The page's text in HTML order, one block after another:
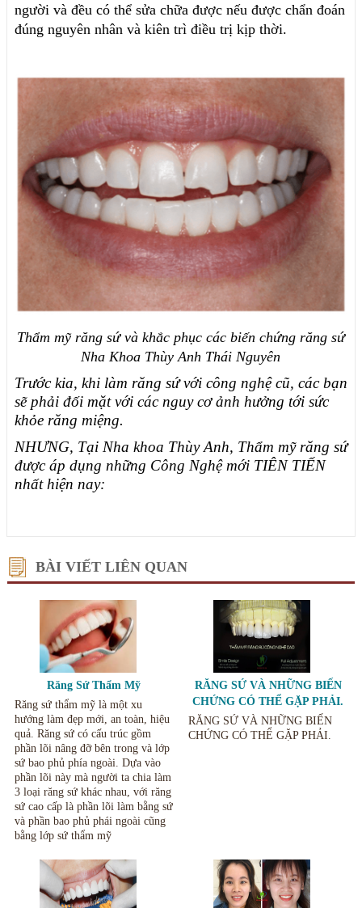
người và đều có thể sửa chữa được nếu được chẩn đoán
đúng nguyên nhân và kiên trì điều trị kịp thời.
Thẩm mỹ răng sứ và khắc phục các biến chứng răng sứ
Nha Khoa Thùy Anh Thái Nguyên
Trước kia, khi làm răng sứ với công nghệ cũ, các bạn
sẽ phải đối mặt với các nguy cơ ảnh hưởng tới sức
khỏe răng miệng.
NHƯNG, Tại Nha khoa Thùy Anh, Thẩm mỹ răng sứ
được áp dụng những Công Nghệ mới TIÊN TIẾN
nhất hiện nay:
BÀI VIẾT LIÊN QUAN
Răng Sứ Thẩm Mỹ
Răng sứ thẩm mỹ là một xu
hướng làm đẹp mới, an toàn, hiệu
quả. Răng sứ có cấu trúc gồm
phần lõi nâng đỡ bên trong và lớp
sứ bao phủ phía ngoài. Dựa vào
phần lõi này mà người ta chia làm
3 loại răng sứ khác nhau, với răng
sứ cao cấp là phần lõi làm bằng sứ
và phần bao phủ phái ngoài cũng
bằng lớp sứ thẩm mỹ
RĂNG SỨ VÀ NHỮNG BIẾN
CHỨNG CÓ THỂ GẶP PHẢI.
RĂNG SỨ VÀ NHỮNG BIẾN
CHỨNG CÓ THỂ GẶP PHẢI.